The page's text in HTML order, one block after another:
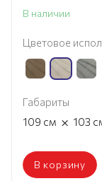
В наличии
Цветовое
Габариты
109 см × 103
В корзину